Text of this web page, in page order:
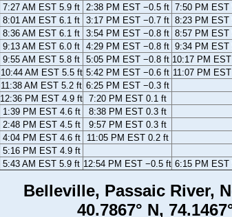
7:27 AM EST 5.9 ft 2:38 PM EST −0.5 ft 7:50 PM EST
8:01 AM EST 6.1 ft 3:17 PM EST −0.7 ft 8:23 PM EST
8:36 AM EST 6.1 ft 3:54 PM EST −0.8 ft 8:57 PM EST
9:13 AM EST 6.0 ft 4:29 PM EST −0.8 ft 9:34 PM EST
9:55 AM EST 5.8 ft 5:05 PM EST −0.8 ft 10:17 PM
10:44 AM EST 5.5 ft 5:42 PM EST −0.6 ft 11:07 PM
11:38 AM EST 5.2 ft 6:25 PM EST −0.3 ft
12:36 PM EST 4.9 ft 7:20 PM EST 0.1 ft
1:39 PM EST 4.6 ft 8:38 PM EST 0.3 ft
2:48 PM EST 4.5 ft 9:57 PM EST 0.3 ft
4:04 PM EST 4.6 ft 11:05 PM EST 0.2 ft
5:16 PM EST 4.9 ft
5:43 AM EST 5.9 ft 12:54 PM EST −0.5 ft 6:15 PM EST
Belleville, Passaic River,
40.7867° N,